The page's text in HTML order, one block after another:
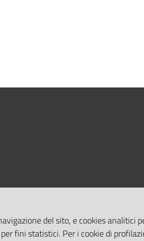
del sito, e cookies analitici
fini statistici. Per i cookie di